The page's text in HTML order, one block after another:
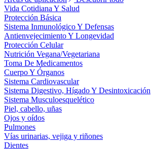
Vida Cotidiana Y Salud
Protección Básica
Sistema Inmunológico Y Defensas
Antienvejecimiento Y Longevidad
Protección Celular
Nutrición Vegana/Vegetariana
Toma De Medicamentos
Cuerpo Y Órganos
Sistema Cardiovascular
Sistema Digestivo, Hígado Y Desintoxicación
Sistema Musculoesquelético
Piel, cabello, uñas
Ojos y oídos
Pulmones
Vías urinarias, vejiga y riñones
Dientes